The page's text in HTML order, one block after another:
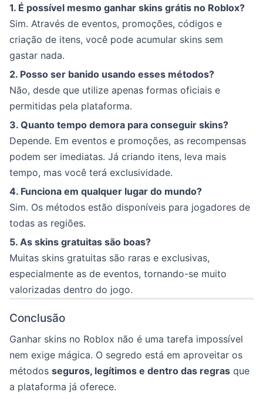
1. É possível mesmo ganhar skins grátis no Roblox?
Sim. Através de eventos, promoções, códigos e
criação de itens, você pode acumular skins sem
gastar nada.
2. Posso ser banido usando esses métodos?
Não, desde que utilize apenas formas oficiais e
permitidas pela plataforma.
3. Quanto tempo demora para conseguir skins?
Depende. Em eventos e promoções, as recompensas
podem ser imediatas. Já criando itens, leva mais
tempo, mas você terá exclusividade.
4. Funciona em qualquer lugar do mundo?
Sim. Os métodos estão disponíveis para jogadores de
todas as regiões.
5. As skins gratuitas são boas?
Muitas skins gratuitas são raras e exclusivas,
especialmente as de eventos, tornando-se muito
valorizadas dentro do jogo.
Conclusão
Ganhar skins no Roblox não é uma tarefa impossível
nem exige mágica. O segredo está em aproveitar os
métodos seguros, legítimos e dentro das regras que
a plataforma já oferece.